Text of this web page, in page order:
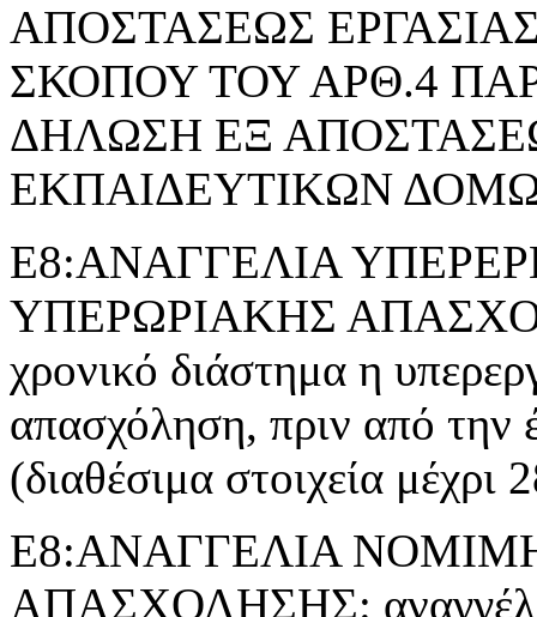
ΑΠΟΣΤΑΣΕΩΣ
ΣΚΟΠΟΥ ΤΟΥ ΑΡΘ.4
ΔΗΛΩΣΗ ΕΞ
ΕΚΠΑΙΔΕΥΤΙΚΩΝ
Ε8:ΑΝΑΓΓΕΛΙΑ
ΥΠΕΡΩΡΙΑΚΗΣ
χρονικό διάστημα η
απασχόληση, πριν από την
(διαθέσιμα στοιχεία μέχρι
Ε8:ΑΝΑΓΓΕΛΙΑ
ΑΠΑΣΧΟΛΗΣΗΣ: